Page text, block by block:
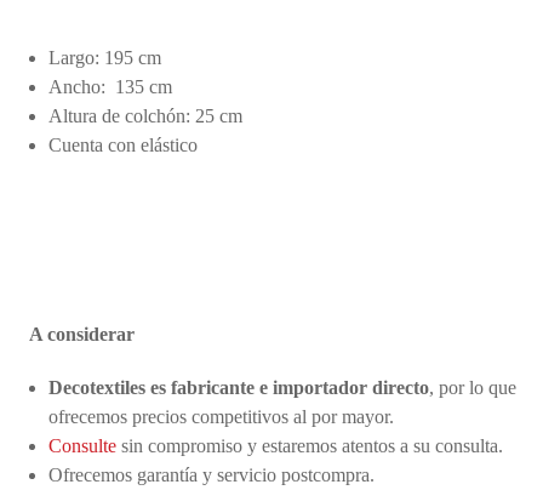
Largo: 195 cm
Ancho: 135 cm
Altura de colchón: 25 cm
Cuenta con elástico
A considerar
Decotextiles es fabricante e importador directo, por lo que
ofrecemos precios competitivos al por mayor.
Consulte sin compromiso y estaremos atentos a su consulta.
Ofrecemos garantía y servicio postcompra.